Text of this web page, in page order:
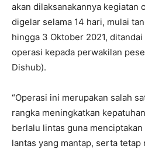
akan dilaksanakannya kegiatan
digelar selama 14 hari, mulai
hingga 3 Oktober 2021,
operasi kepada perwakilan
Dishub).
“Operasi ini merupakan salah
rangka meningkatkan
berlalu lintas guna
lantas yang mantap, serta